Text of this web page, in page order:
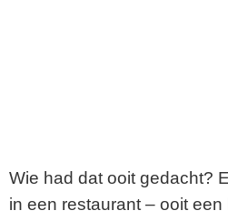
Wie had dat ooit gedacht?
in een restaurant – ooit